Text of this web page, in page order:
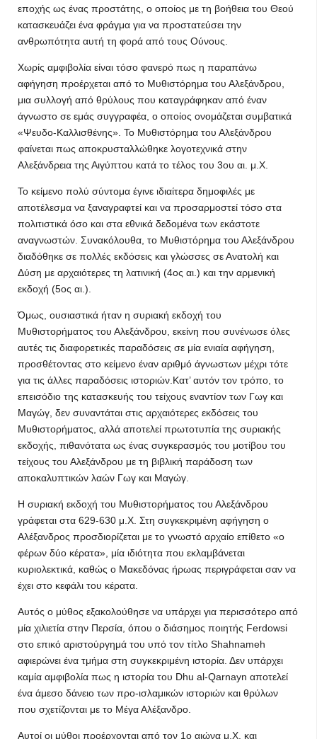
εποχής ως ένας προστάτης, ο οποίος με τη βοήθεια του Θεού
κατασκευάζει ένα φράγμα για να προστατεύσει την
ανθρωπότητα αυτή τη φορά από τους Ούνους.
Χωρίς αμφιβολία είναι τόσο φανερό πως η παραπάνω
αφήγηση προέρχεται από το Μυθιστόρημα του Αλεξάνδρου,
μια συλλογή από θρύλους που καταγράφηκαν από έναν
άγνωστο σε εμάς συγγραφέα, ο οποίος ονομάζεται συμβατικά
«Ψευδο-Καλλισθένης». Το Μυθιστόρημα του Αλεξάνδρου
φαίνεται πως αποκρυσταλλώθηκε λογοτεχνικά στην
Αλεξάνδρεια της Αιγύπτου κατά το τέλος του 3ου αι. μ.Χ.
Το κείμενο πολύ σύντομα έγινε ιδιαίτερα δημοφιλές με
αποτέλεσμα να ξαναγραφτεί και να προσαρμοστεί τόσο στα
πολιτιστικά όσο και στα εθνικά δεδομένα των εκάστοτε
αναγνωστών. Συνακόλουθα, το Μυθιστόρημα του Αλεξάνδρου
διαδόθηκε σε πολλές εκδόσεις και γλώσσες σε Ανατολή και
Δύση με αρχαιότερες τη λατινική (4ος αι.) και την αρμενική
εκδοχή (5ος αι.).
Όμως, ουσιαστικά ήταν η συριακή εκδοχή του
Μυθιστορήματος του Αλεξάνδρου, εκείνη που συνένωσε όλες
αυτές τις διαφορετικές παραδόσεις σε μία ενιαία αφήγηση,
προσθέτοντας στο κείμενο έναν αριθμό άγνωστων μέχρι τότε
για τις άλλες παραδόσεις ιστοριών.Κατ’ αυτόν τον τρόπο, το
επεισόδιο της κατασκευής του τείχους εναντίον των Γωγ και
Μαγώγ, δεν συναντάται στις αρχαιότερες εκδόσεις του
Μυθιστορήματος, αλλά αποτελεί πρωτοτυπία της συριακής
εκδοχής, πιθανότατα ως ένας συγκερασμός του μοτίβου του
τείχους του Αλεξάνδρου με τη βιβλική παράδοση των
αποκαλυπτικών λαών Γωγ και Μαγώγ.
Η συριακή εκδοχή του Μυθιστορήματος του Αλεξάνδρου
γράφεται στα 629-630 μ.Χ. Στη συγκεκριμένη αφήγηση ο
Αλέξανδρος προσδιορίζεται με το γνωστό αρχαίο επίθετο «ο
φέρων δύο κέρατα», μία ιδιότητα που εκλαμβάνεται
κυριολεκτικά, καθώς ο Μακεδόνας ήρωας περιγράφεται σαν να
έχει στο κεφάλι του κέρατα.
Αυτός ο μύθος εξακολούθησε να υπάρχει για περισσότερο από
μία χιλιετία στην Περσία, όπου ο διάσημος ποιητής Ferdowsi
στο επικό αριστούργημά του υπό τον τίτλο Shahnameh
αφιερώνει ένα τμήμα στη συγκεκριμένη ιστορία. Δεν υπάρχει
καμία αμφιβολία πως η ιστορία του Dhu al-Qarnayn αποτελεί
ένα άμεσο δάνειο των προ-ισλαμικών ιστοριών και θρύλων
που σχετίζονται με το Μέγα Αλέξανδρο.
Αυτοί οι μύθοι προέρχονται από τον 1ο αιώνα μ.Χ. και